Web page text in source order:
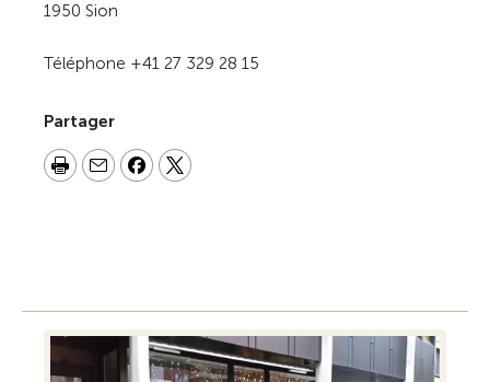
1950 Sion
Téléphone +41 27 329 28 15
Partager